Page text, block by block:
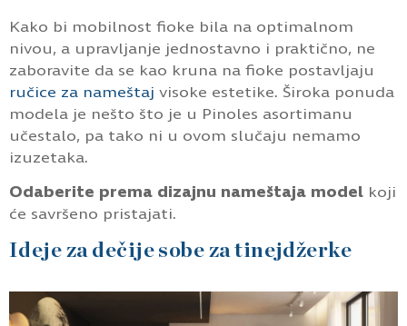
Kako bi mobilnost fioke bila na optimalnom
nivou, a upravljanje jednostavno i praktično, ne
zaboravite da se kao kruna na fioke postavljaju
ručice za nameštaj visoke estetike. Široka ponuda
modela je nešto što je u Pinoles asortimanu
učestalo, pa tako ni u ovom slučaju nemamo
izuzetaka.
Odaberite prema dizajnu nameštaja model koji
će savršeno pristajati.
Ideje za dečije sobe za tinejdžerke